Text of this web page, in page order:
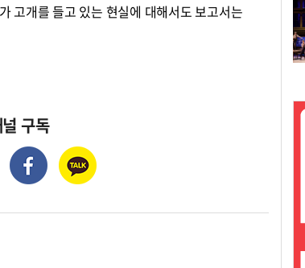
고개를 들고 있는 현실에 대해서도 보고서는
구독
의 컬쳐포커스 박병준의 클래스토리